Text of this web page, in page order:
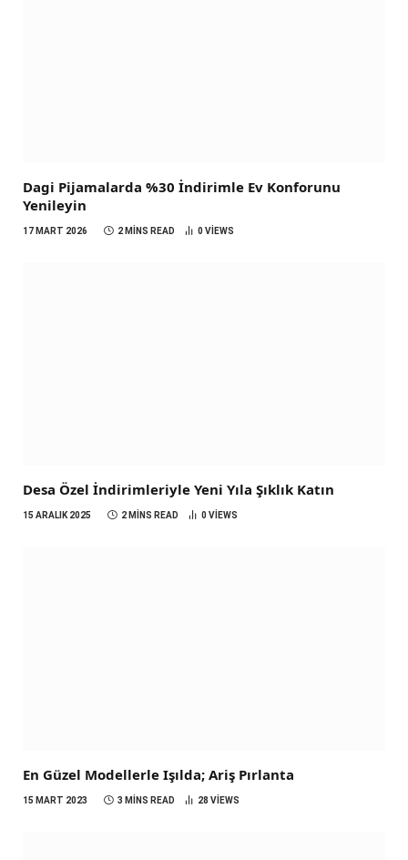
Dagi Pijamalarda %30 İndirimle Ev Konforunu
Yenileyin
17 MART 2026 2 MINS READ 0 VIEWS
Desa Özel İndirimleriyle Yeni Yıla Şıklık Katın
15 ARALIK 2025 2 MINS READ 0 VIEWS
En Güzel Modellerle Işılda; Ariş Pırlanta
15 MART 2023 3 MINS READ 28 VIEWS